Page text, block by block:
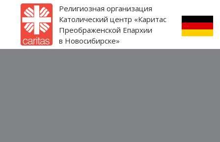
Религиозная организация
Католический центр «Каритас
Преображенской Епархии
в Новосибирске»